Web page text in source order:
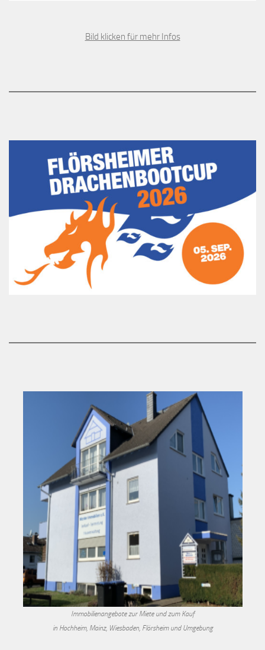
Bild klicken für mehr Infos
Immobilienangebote zur Miete und zum Kauf
in Hochheim, Mainz, Wiesbaden, Flörsheim und Umgebung